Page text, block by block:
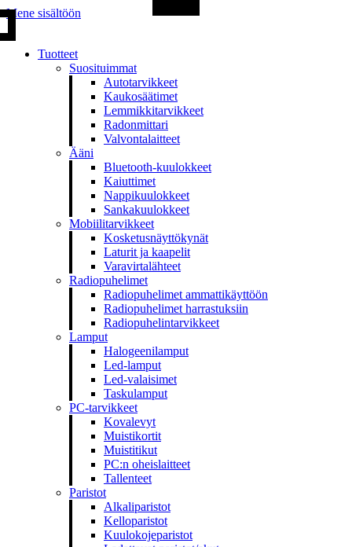
Mene sisältöön
Tuotteet
Suosituimmat
Autotarvikkeet
Kaukosäätimet
Lemmikkitarvikkeet
Radonmittari
Valvontalaitteet
Ääni
Bluetooth-kuulokkeet
Kaiuttimet
Nappikuulokkeet
Sankakuulokkeet
Mobiilitarvikkeet
Kosketusnäyttökynät
Laturit ja kaapelit
Varavirtalähteet
Radiopuhelimet
Radiopuhelimet ammattikäyttöön
Radiopuhelimet harrastuksiin
Radiopuhelintarvikkeet
Lamput
Halogeenilamput
Led-lamput
Led-valaisimet
Taskulamput
PC-tarvikkeet
Kovalevyt
Muistikortit
Muistitikut
PC:n oheislaitteet
Tallenteet
Paristot
Alkaliparistot
Kelloparistot
Kuulokojeparistot